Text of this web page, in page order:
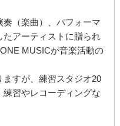
（楽曲）、パフォーマ
たアーティストに贈られ
MUSICが音楽活動の
ますが、練習スタジオ20
習やレコーディングな